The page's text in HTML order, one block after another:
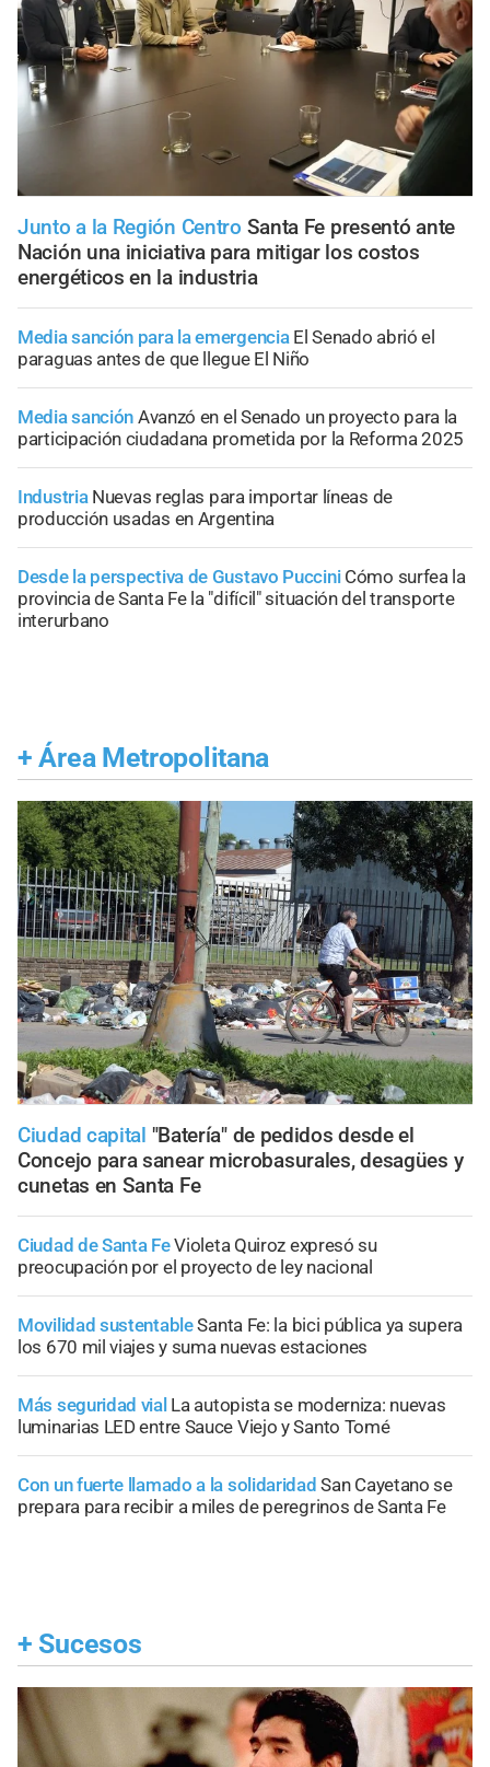
Junto a la Región Centro Santa Fe presentó ante
Nación una iniciativa para mitigar los costos
energéticos en la industria
Media sanción para la emergencia El Senado abrió el
paraguas antes de que llegue El Niño
Media sanción Avanzó en el Senado un proyecto para la
participación ciudadana prometida por la Reforma 2025
Industria Nuevas reglas para importar líneas de
producción usadas en Argentina
Desde la perspectiva de Gustavo Puccini Cómo surfea la
provincia de Santa Fe la "difícil" situación del transporte
interurbano
+ Área Metropolitana
Ciudad capital "Batería" de pedidos desde el
Concejo para sanear microbasurales, desagües y
cunetas en Santa Fe
Ciudad de Santa FeVioleta Quiroz expresó su
preocupación por el proyecto de ley nacional
Movilidad sustentableSanta Fe: la bici pública ya supera
los 670 mil viajes y suma nuevas estaciones
Más seguridad vial La autopista se moderniza: nuevas
luminarias LED entre Sauce Viejo y Santo Tomé
Con un fuerte llamado a la solidaridad San Cayetano se
prepara para recibir a miles de peregrinos de Santa Fe
+ Sucesos